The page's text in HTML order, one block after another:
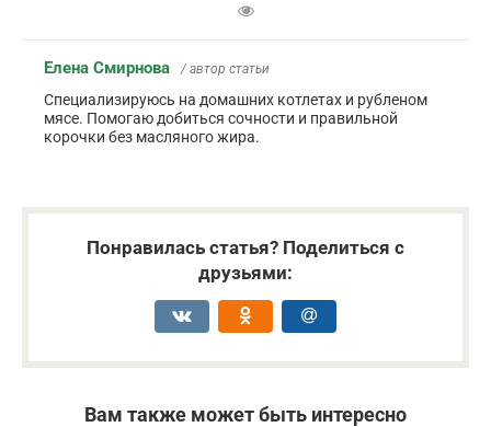
Елена Смирнова / автор статьи
Специализируюсь на домашних котлетах и рубленом
мясе. Помогаю добиться сочности и правильной
корочки без масляного жира.
Понравилась статья? Поделиться с
друзьями:
Вам также может быть интересно